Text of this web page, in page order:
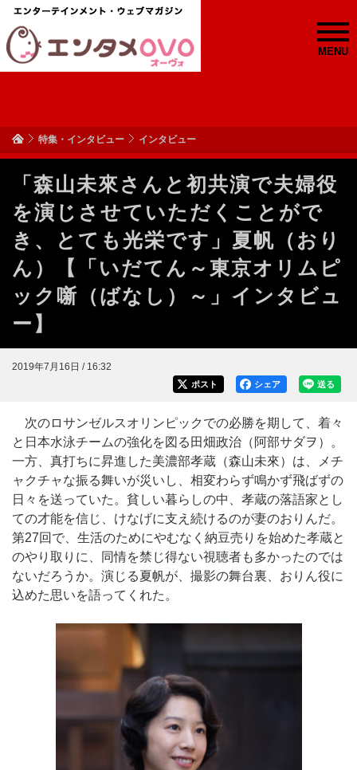
MENU
特集・インタビュー インタビュー
「森山未來さんと初共演で夫婦役
を演じさせていただくことがで
き、とても光栄です」夏帆（おり
ん）【「いだてん～東京オリムピ
ック噺（ばなし）～」インタビュ
ー】
2019年7月16日 / 16:32
送る
シェア
ポスト
次のロサンゼルスオリンピックでの必勝を期して、着々
と日本水泳チームの強化を図る田畑政治（阿部サダヲ）。
一方、真打ちに昇進した美濃部孝蔵（森山未來）は、メチ
ャクチャな振る舞いが災いし、相変わらず鳴かず飛ばずの
日々を送っていた。貧しい暮らしの中、孝蔵の落語家とし
ての才能を信じ、けなげに支え続けるのが妻のおりんだ。
第27回で、生活のためにやむなく納豆売りを始めた孝蔵と
のやり取りに、同情を禁じ得ない視聴者も多かったのでは
ないだろうか。演じる夏帆が、撮影の舞台裏、おりん役に
込めた思いを語ってくれた。